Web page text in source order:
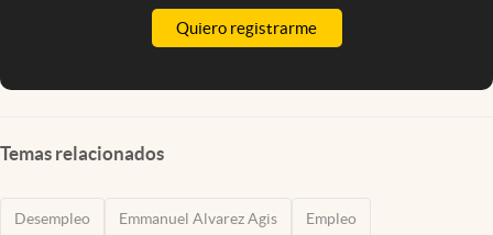
Quiero registrarme
Temas relacionados
Desempleo Emmanuel Alvarez Agis Empleo